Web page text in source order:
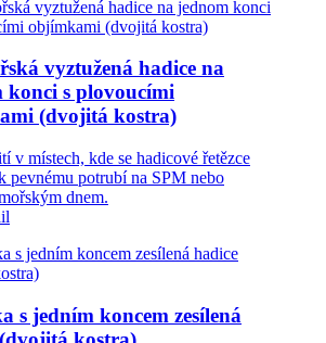
vyztužená hadice na
konci s plovoucími
(dvojitá kostra)
v místech, kde se hadicové řetězce
pevnému potrubí na SPM nebo
dnem.
s jedním koncem zesílená